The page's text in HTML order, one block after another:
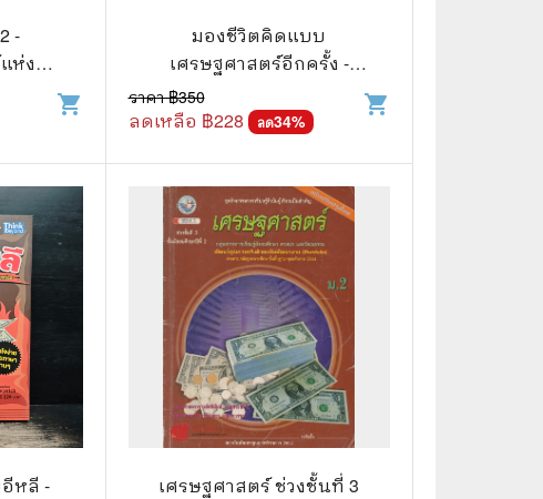
-
ห่ง
shopping_cart
มองชีวิตคิดแบบ
เศรษฐศาสตร์อีกครั้ง -
ดร.สมชาย หาญหิรัญ
ราคา ฿350
ลดเหลือ ฿228 ลด34%
shopping_cart
หลี -
เศรษฐศาสตร์ ช่วงชั้นที่ 3
🧏‍♀️ Languages
🪐 Science & Math
🏋️‍♂️ Health and Well-Being
😊 Self-Enrichment
👔 Business and Economics
🖥️ Computers & Technology
🧑‍🏫 Education & Teaching
🎶 Music & Movie
🧒 Children's Books
👪 Family and Relationships